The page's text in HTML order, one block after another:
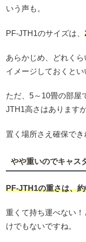
いう声も。
PF-JTH1のサイズは、
あらかじめ、どれく
イメージしておくとい
ただ、5～10畳の部屋
JTH1高さはあります
置く場所さえ確保でき
やや重いのでキャス
PF-JTH1の重さは、
重くて持ち運べない
けでもないですね。